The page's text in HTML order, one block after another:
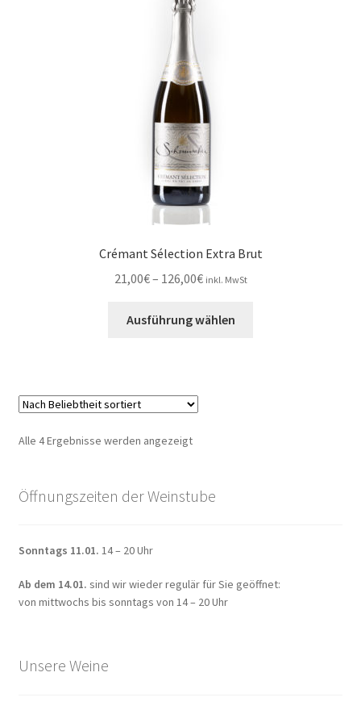
Crémant Sélection Extra Brut
21,00€– 126,00€Preisspanne:
bis
inkl. MwSt
Ausführung wählen
Alle 4 Ergebnisse werden angezeigtNach
Öffnungszeiten der Weinstube
Sonntags 11.01. 14 – 20 Uhr
Ab dem 14.01. sind wir wieder regulär für Sie geöffnet:
von mittwochs bis sonntags von 14 – 20 Uhr
Unsere Weine